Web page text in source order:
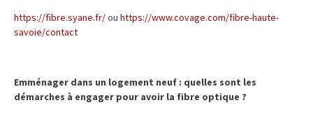
https://fibre.syane.fr/ou https://www.covage.com/fibre-haute-
savoie/contact
Emménager dans un logement neuf : quelles sont les
démarches à engager pour avoir la fibre optique ?